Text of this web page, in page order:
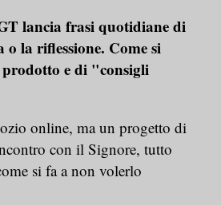
lancia frasi quotidiane di
la riflessione. Come si
e di "consigli
online, ma un progetto di
con il Signore, tutto
si fa a non volerlo